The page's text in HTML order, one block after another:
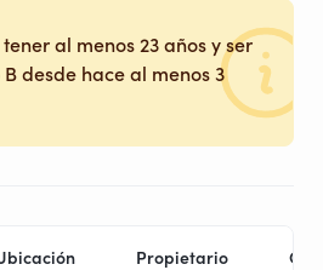
al menos 23 años y ser
desde hace al menos 3
Propietario